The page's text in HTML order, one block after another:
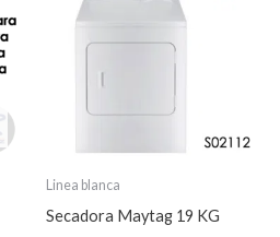
Linea blanca
Secadora Maytag 19 KG